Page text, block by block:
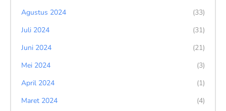
Agustus 2024
(33)
Juli 2024
(31)
Juni 2024
(21)
Mei 2024
(3)
April 2024
(1)
Maret 2024
(4)